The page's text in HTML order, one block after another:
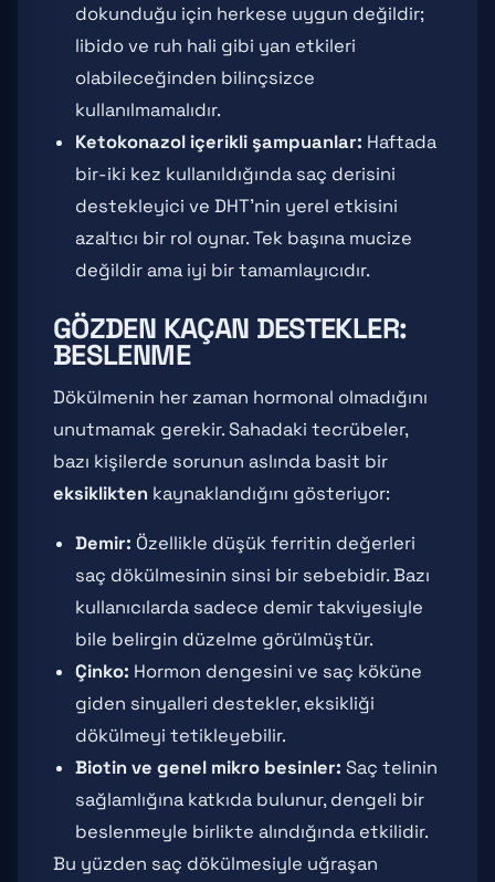
dokunduğu için herkese uygun değildir;
libido ve ruh hali gibi yan etkileri
olabileceğinden bilinçsizce
kullanılmamalıdır.
Ketokonazol içerikli şampuanlar: Haftada
bir-iki kez kullanıldığında saç derisini
destekleyici ve DHT'nin yerel etkisini
azaltıcı bir rol oynar. Tek başına mucize
değildir ama iyi bir tamamlayıcıdır.
GÖZDEN KAÇAN DESTEKLER:
BESLENME
Dökülmenin her zaman hormonal olmadığını
unutmamak gerekir. Sahadaki tecrübeler,
bazı kişilerde sorunun aslında basit bir
eksiklikten kaynaklandığını gösteriyor:
Demir: Özellikle düşük ferritin değerleri
saç dökülmesinin sinsi bir sebebidir. Bazı
kullanıcılarda sadece demir takviyesiyle
bile belirgin düzelme görülmüştür.
Çinko: Hormon dengesini ve saç köküne
giden sinyalleri destekler, eksikliği
dökülmeyi tetikleyebilir.
Biotin ve genel mikro besinler: Saç telinin
sağlamlığına katkıda bulunur, dengeli bir
beslenmeyle birlikte alındığında etkilidir.
Bu yüzden saç dökülmesiyle uğraşan